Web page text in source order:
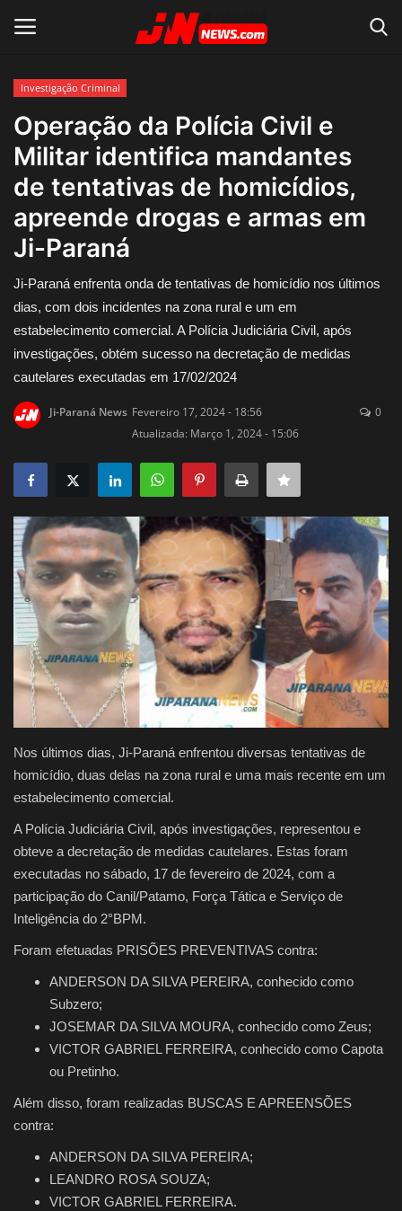
Home
Acidente
Notícias do Mundo
Justiça
Brasil
Educação
Galeria
Saúde
Investigação Criminal
Operação da Polícia Civil e
Militar identifica mandantes
de tentativas de homicídios,
apreende drogas e armas em
Ji-Paraná
Ji-Paraná enfrenta onda de tentativas de homicídio nos últimos
dias, com dois incidentes na zona rural e um em
estabelecimento comercial. A Polícia Judiciária Civil, após
investigações, obtém sucesso na decretação de medidas
cautelares executadas em 17/02/2024
Ji-Paraná News Fevereiro 17, 2024 - 18:56
Atualizada: Março 1, 2024 - 15:06
0
Nos últimos dias, Ji-Paraná enfrentou diversas tentativas de
homicídio, duas delas na zona rural e uma mais recente em um
estabelecimento comercial.
A Polícia Judiciária Civil, após investigações, representou e
obteve a decretação de medidas cautelares. Estas foram
executadas no sábado, 17 de fevereiro de 2024, com a
participação do Canil/Patamo, Força Tática e Serviço de
Inteligência do 2°BPM.
Foram efetuadas PRISÕES PREVENTIVAS contra:
ANDERSON DA SILVA PEREIRA, conhecido como
Subzero;
JOSEMAR DA SILVA MOURA, conhecido como Zeus;
VICTOR GABRIEL FERREIRA, conhecido como Capota
ou Pretinho.
Além disso, foram realizadas BUSCAS E APREENSÕES
contra:
ANDERSON DA SILVA PEREIRA;
LEANDRO ROSA SOUZA;
VICTOR GABRIEL FERREIRA.